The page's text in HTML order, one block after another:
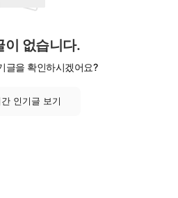
이 없습니다.
글을 확인하시겠어요?
인기글 보기